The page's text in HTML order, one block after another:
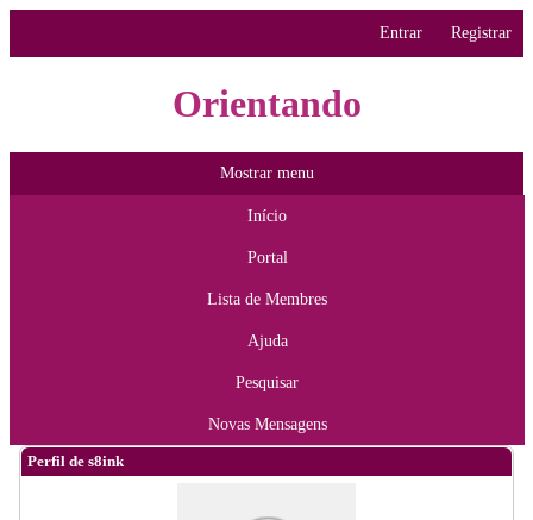
Entrar Registrar
Orientando
Mostrar menu
Início
Portal
Lista de Membres
Ajuda
Pesquisar
Novas Mensagens
Perfil de s8ink